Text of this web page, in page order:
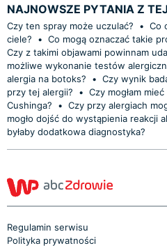
NAJNOWSZE PYTANIA Z
Czy ten spray może uczulać? • Co
ciele?
• Co mogą oznaczać takie
Czy z takimi objawami powinnam
możliwe wykonanie testów
alergia na botoks?
• Czy wynik
przy tej alergii?
• Czy mogłam
Cushinga?
• Czy przy alergiach
mogło dojść do wystąpienia reakcji
byłaby dodatkowa diagnostyka?
Regulamin serwisu
Polityka prywatności